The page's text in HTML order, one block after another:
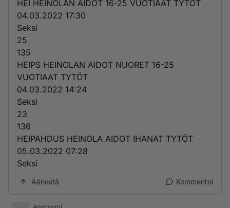
HEI HEINOLAN AIDOT 16-25 VUOTIAAT TYTÖT
04.03.2022 17:30
Seksi
25
135
HEIPS HEINOLAN AIDOT NUORET 16-25
VUOTIAAT TYTÖT
04.03.2022 14:24
Seksi
23
136
HEIPAHDUS HEINOLA AIDOT IHANAT TYTÖT
05.03.2022 07:28
Seksi
Äänestä Kommentoi